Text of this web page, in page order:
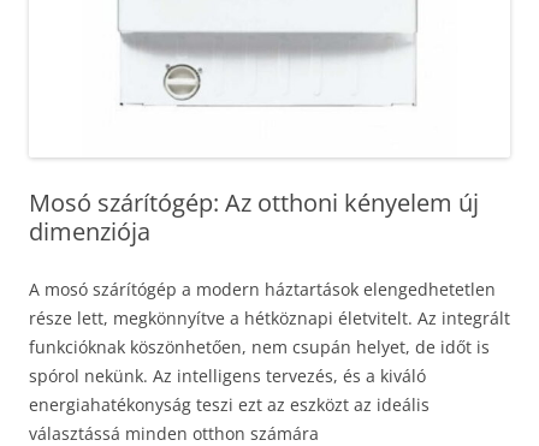
Mosó szárítógép: Az otthoni kényelem új
dimenziója
A mosó szárítógép a modern háztartások elengedhetetlen
része lett, megkönnyítve a hétköznapi életvitelt. Az integrált
funkcióknak köszönhetően, nem csupán helyet, de időt is
spórol nekünk. Az intelligens tervezés, és a kiváló
energiahatékonyság teszi ezt az eszközt az ideális
választássá minden otthon számára